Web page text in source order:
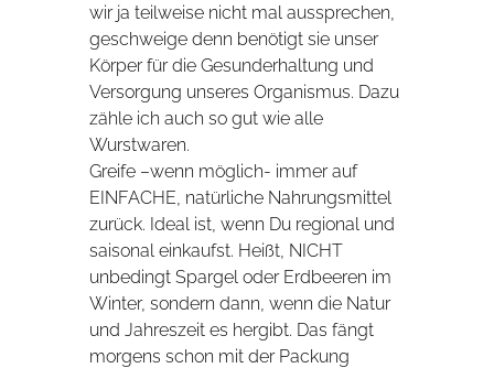
wir ja teilweise nicht mal aussprechen,
geschweige denn benötigt sie unser
Körper für die Gesunderhaltung und
Versorgung unseres Organismus. Dazu
zähle ich auch so gut wie alle
Wurstwaren.
Greife –wenn möglich- immer auf
EINFACHE, natürliche Nahrungsmittel
zurück. Ideal ist, wenn Du regional und
saisonal einkaufst. Heißt, NICHT
unbedingt Spargel oder Erdbeeren im
Winter, sondern dann, wenn die Natur
und Jahreszeit es hergibt. Das fängt
morgens schon mit der Packung